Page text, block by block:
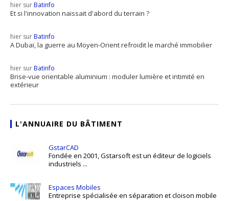
hier surBatinfo
Et si l'innovation naissait d'abord du terrain ?
hier surBatinfo
A Dubaï, la guerre au Moyen-Orient refroidit le marché immobilier
hier surBatinfo
Brise-vue orientable aluminium : moduler lumière et intimité en
extérieur
L'ANNUAIRE DU BÂTIMENT
GstarCAD
Fondée en 2001, Gstarsoft est un éditeur de logiciels
industriels ...
Espaces Mobiles
Entreprise spécialisée en séparation et cloison mobile